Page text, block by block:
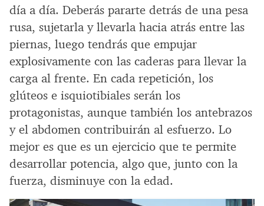
día a día. Deberás pararte detrás de una pesa
rusa, sujetarla y llevarla hacia atrás entre las
piernas, luego tendrás que empujar
explosivamente con las caderas para llevar la
carga al frente. En cada repetición, los
glúteos e isquiotibiales serán los
protagonistas, aunque también los antebrazos
y el abdomen contribuirán al esfuerzo. Lo
mejor es que es un ejercicio que te permite
desarrollar potencia, algo que, junto con la
fuerza, disminuye con la edad.